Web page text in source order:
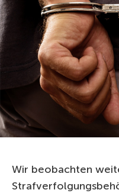
Wir beobachten